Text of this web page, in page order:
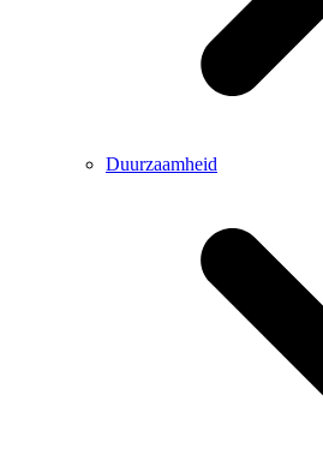
Duurzaamheid